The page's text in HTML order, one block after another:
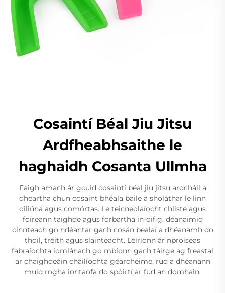
Cosaintí Béal Jiu Jitsu
Ardfheabhsaithe le
haghaidh Cosanta Ullmha
Faigh amach ár gcuid cosaintí béal jiu jitsu ardcháil a
dheartha chun cosaint bhéala baile a sholáthar le linn
oiliúna agus comórtas. Le teicneolaíocht chliste agus
foireann taighde agus forbartha in-oifig, déanaimid
cinnteach go ndéantar gach cosán bealaí a dhéanamh do
thoil, tréith agus sláinteacht. Léiríonn ár nproiseas
fabraíochta iomlánach go mbíonn gach táirge ag freastal
ar chaighdeáin cháilíochta géarchéime, rud a dhéanann
muid rogha iontaofa do spóirtí ar fud an domhain.